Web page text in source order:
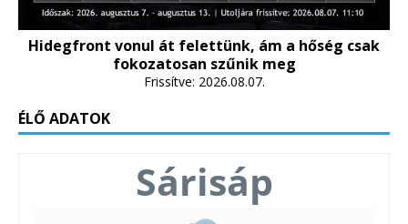
Hidegfront vonul át felettünk, ám a hőség csak
fokozatosan szűnik meg
Frissítve: 2026.08.07.
ÉLŐ ADATOK